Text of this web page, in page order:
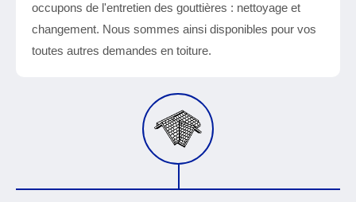
occupons de l'entretien des gouttières : nettoyage et
changement. Nous sommes ainsi disponibles pour vos
toutes autres demandes en toiture.